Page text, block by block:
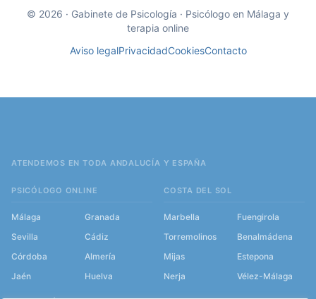
© 2026 · Gabinete de Psicología · Psicólogo en Málaga y
terapia online
Aviso legalPrivacidadCookiesContacto
ATENDEMOS EN TODA ANDALUCÍA Y ESPAÑA
PSICÓLOGO ONLINE
Málaga
Granada
Sevilla
Cádiz
Córdoba
Almería
Jaén
Huelva
COSTA DEL SOL
Marbella
Fuengirola
Torremolinos
Benalmádena
Mijas
Estepona
Nerja
Vélez-Málaga